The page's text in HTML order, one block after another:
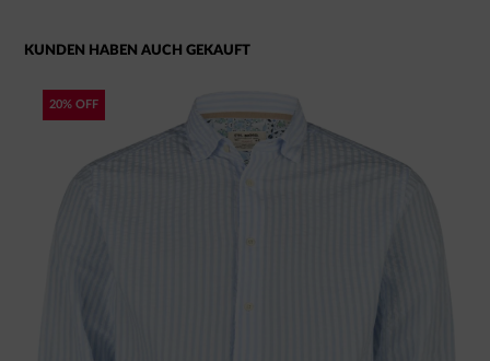
KUNDEN HABEN AUCH GEKAUFT
20% OFF